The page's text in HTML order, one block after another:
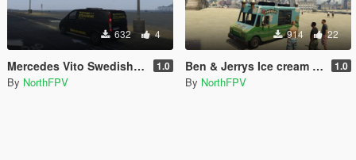
632 4
Mercedes Vito Swedish Mekonomen Paintjob 1.0
By NorthFPV
914 22
Ben & Jerrys Ice cream truck 1.0
By NorthFPV